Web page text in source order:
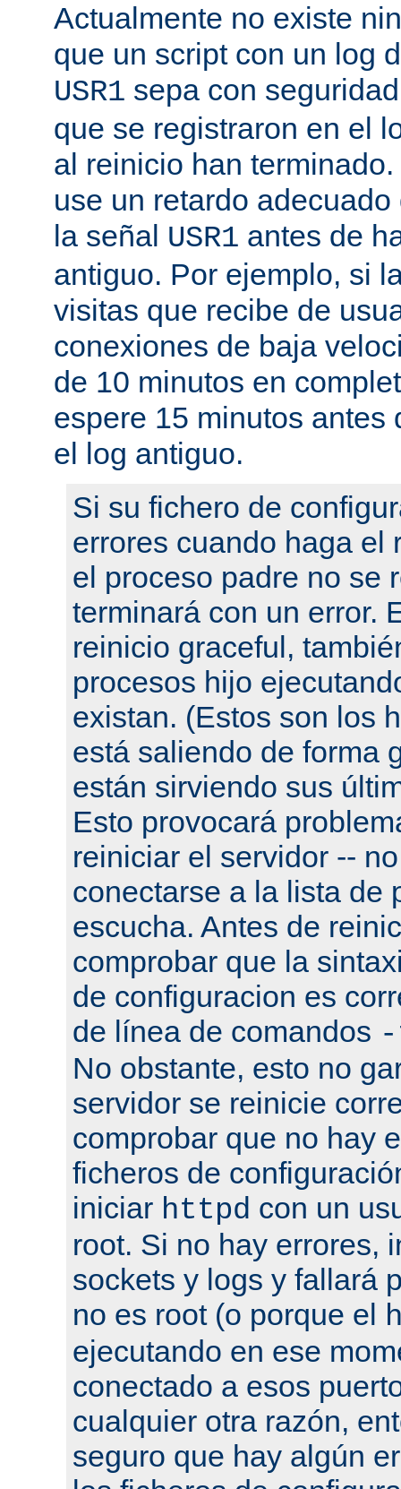
Actualmente no existe
que un script con un log
USR1 sepa con
que se registraron en el
al reinicio han
use un retardo
la señal USR1 antes de
antiguo. Por ejemplo, si
visitas que recibe de
conexiones de baja
de 10 minutos en
espere 15 minutos antes
el log antiguo.
Si su fichero de
errores cuando haga el
el proceso padre no se
terminará con un error.
reinicio graceful,
procesos hijo
existan. (Estos son los
está saliendo de forma
están sirviendo sus
Esto provocará
reiniciar el servidor --
conectarse a la lista de
escucha. Antes de
comprobar que la
de configuracion es
de línea de comandos
No obstante, esto no
servidor se reinicie
comprobar que no hay
ficheros de
iniciar httpd con un
root. Si no hay errores,
sockets y logs y fallará
no es root (o porque el
ejecutando en ese
conectado a esos
cualquier otra razón,
seguro que hay algún